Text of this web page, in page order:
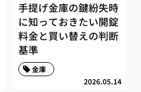
手提げ金庫の鍵紛失時
に知っておきたい開錠
料金と買い替えの判断
基準
2026.05.14
金庫